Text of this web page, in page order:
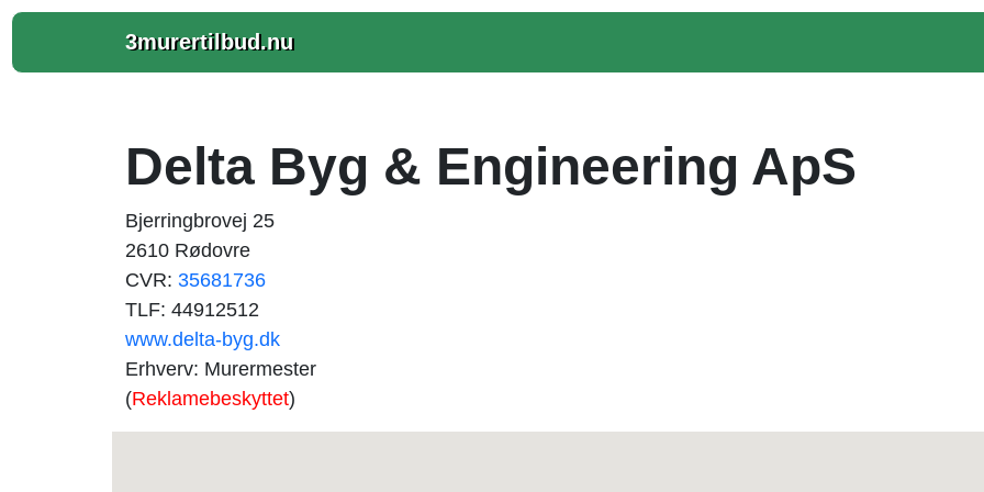
3murertilbud.nu
Delta Byg & Engineering ApS
Bjerringbrovej 25
2610 Rødovre
CVR: 35681736
TLF: 44912512
www.delta-byg.dk
Erhverv: Murermester
(Reklamebeskyttet)